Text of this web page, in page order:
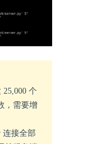
个
，需要增
连接全部